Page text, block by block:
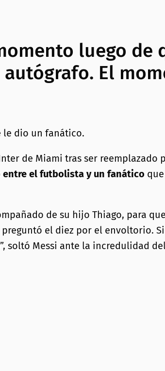
luego de
El
de Miami tras ser reemplazado
el futbolista y un fanático
de su hijo Thiago, para
preguntó el diez por el envoltorio.
”, soltó Messi ante la incredulidad